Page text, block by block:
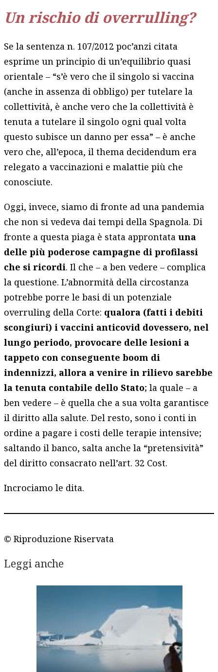
Un rischio di overrulling?
Se la sentenza n. 107/2012 poc’anzi citata
esprime un principio di un’equilibrio quasi
orientale – “s’è vero che il singolo si vaccina
(anche in assenza di obbligo) per tutelare la
collettività, è anche vero che la collettività è
tenuta a tutelare il singolo ogni qual volta
questo subisce un danno per essa” – è anche
vero che, all’epoca, il thema decidendum era
relegato a vaccinazioni e malattie più che
conosciute.
Oggi, invece, siamo di fronte ad una pandemia
che non si vedeva dai tempi della Spagnola. Di
fronte a questa piaga è stata approntatauna
delle più poderose campagne di profilassi
che si ricordi. Il che – a ben vedere – complica
la questione. L’abnormità della circostanza
potrebbe porre le basi di un potenziale
overruling della Corte: qualora (fatti i debiti
scongiuri) i vaccini anticovid dovessero, nel
lungo periodo, provocare delle lesioni a
tappeto con conseguente boom di
indennizzi, allora a venire in rilievo sarebbe
la tenuta contabile dello Stato; la quale – a
ben vedere – è quella che a sua volta garantisce
il diritto alla salute. Del resto, sono i conti in
ordine a pagare i costi delle terapie intensive;
saltando il banco, salta anche la “pretensività”
del diritto consacrato nell’art. 32 Cost.
Incrociamo le dita.
© Riproduzione Riservata
Leggi anche